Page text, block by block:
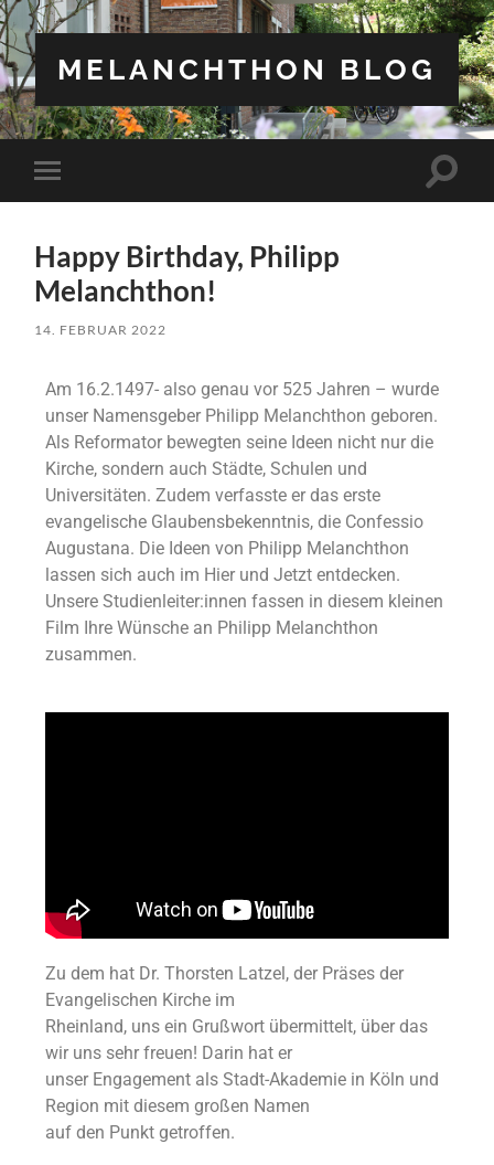
MELANCHTHON BLOG
Happy Birthday, Philipp
Melanchthon!
14. FEBRUAR 2022
Am 16.2.1497- also genau vor 525 Jahren – wurde
unser Namensgeber Philipp Melanchthon geboren.
Als Reformator bewegten seine Ideen nicht nur die
Kirche, sondern auch Städte, Schulen und
Universitäten. Zudem verfasste er das erste
evangelische Glaubensbekenntnis, die Confessio
Augustana. Die Ideen von Philipp Melanchthon
lassen sich auch im Hier und Jetzt entdecken.
Unsere Studienleiter:innen fassen in diesem kleinen
Film Ihre Wünsche an Philipp Melanchthon
zusammen.
Zu dem hat Dr. Thorsten Latzel, der Präses der
Evangelischen Kirche im
Rheinland, uns ein Grußwort übermittelt, über das
wir uns sehr freuen! Darin hat er
unser Engagement als Stadt-Akademie in Köln und
Region mit diesem großen Namen
auf den Punkt getroffen.